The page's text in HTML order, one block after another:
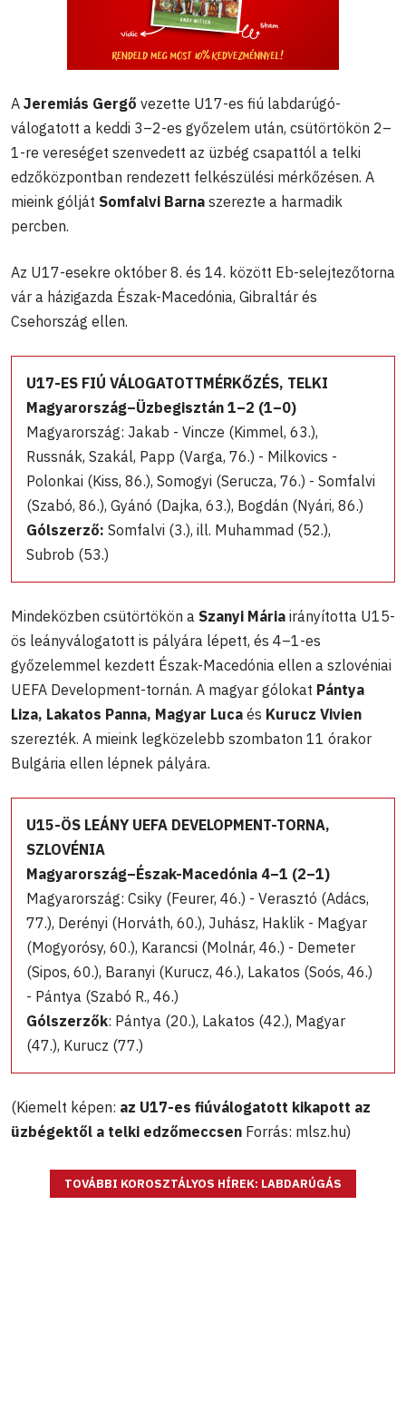
A Jeremiás Gergő vezette U17-es fiú labdarúgó-
válogatott a keddi 3–2-es győzelem után, csütörtökön 2–
1-re vereséget szenvedett az üzbég csapattól a telki
edzőközpontban rendezett felkészülési mérkőzésen. A
mieink gólját Somfalvi Barna szerezte a harmadik
percben.
Az U17-esekre október 8. és 14. között Eb-selejtezőtorna
vár a házigazda Észak-Macedónia, Gibraltár és
Csehország ellen.
U17-ES FIÚ VÁLOGATOTTMÉRKŐZÉS, TELKI
Magyarország–Üzbegisztán 1–2 (1–0)
Magyarország: Jakab - Vincze (Kimmel, 63.),
Russnák, Szakál, Papp (Varga, 76.) - Milkovics -
Polonkai (Kiss, 86.), Somogyi (Serucza, 76.) - Somfalvi
(Szabó, 86.), Gyánó (Dajka, 63.), Bogdán (Nyári, 86.)
Gólszerző: Somfalvi (3.), ill. Muhammad (52.),
Subrob (53.)
Mindeközben csütörtökön a Szanyi Mária irányította U15-
ös leányválogatott is pályára lépett, és 4–1-es
győzelemmel kezdett Észak-Macedónia ellen a szlovéniai
UEFA Development-tornán. A magyar gólokat Pántya
Liza, Lakatos Panna, Magyar Luca és Kurucz Vivien
szerezték. A mieink legközelebb szombaton 11 órakor
Bulgária ellen lépnek pályára.
U15-ÖS LEÁNY UEFA DEVELOPMENT-TORNA,
SZLOVÉNIA
Magyarország–Észak-Macedónia 4–1 (2–1)
Magyarország: Csiky (Feurer, 46.) - Verasztó (Adács,
77.), Derényi (Horváth, 60.), Juhász, Haklik - Magyar
(Mogyorósy, 60.), Karancsi (Molnár, 46.) - Demeter
(Sipos, 60.), Baranyi (Kurucz, 46.), Lakatos (Soós, 46.)
- Pántya (Szabó R., 46.)
Gólszerzők: Pántya (20.), Lakatos (42.), Magyar
(47.), Kurucz (77.)
(Kiemelt képen: az U17-es fiúválogatott kikapott az
üzbégektől a telki edzőmeccsen Forrás: mlsz.hu)
TOVÁBBI KOROSZTÁLYOS HÍREK: LABDARÚGÁS